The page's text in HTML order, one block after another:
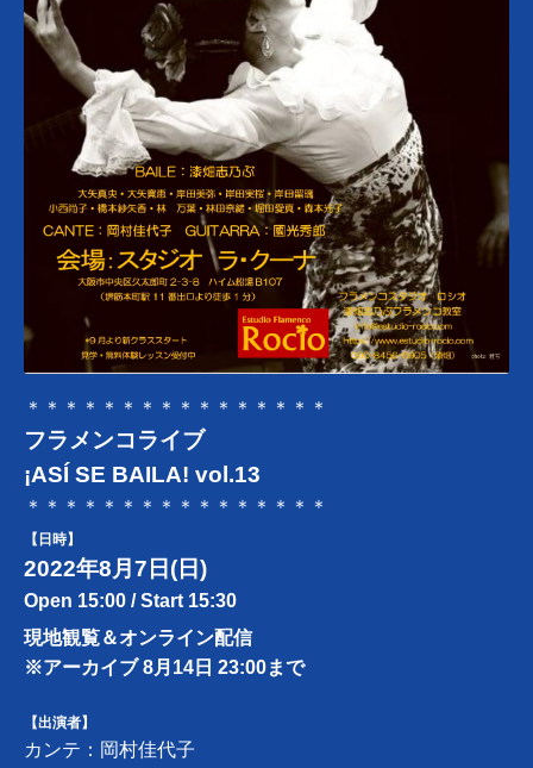
＊＊＊＊＊＊＊＊＊＊＊＊＊＊＊＊
フラメンコライブ
¡ASÍ SE BAILA! vol.13
＊＊＊＊＊＊＊＊＊＊＊＊＊＊＊＊
【日時】
2022年8月7日(日)
Open 15:00 / Start 15:30
現地観覧＆オンライン配信
※アーカイブ 8月14日 23:00まで
【出演者】
カンテ：岡村佳代子